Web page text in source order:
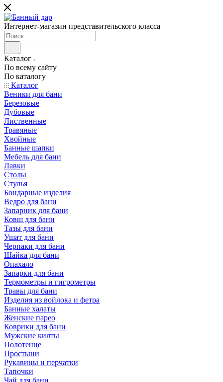
Интернет-магазин представительского класса
Каталог
По всему сайту
По каталогу
Каталог
Веники для бани
Березовые
Дубовые
Лиственные
Травяные
Хвойные
Банные шапки
Мебель для бани
Лавки
Столы
Стулья
Бондарные изделия
Ведро для бани
Запарник для бани
Ковш для бани
Тазы для бани
Ушат для бани
Черпаки для бани
Шайка для бани
Опахало
Запарки для бани
Термометры и гигрометры
Травы для бани
Изделия из войлока и фетра
Банные халаты
Женские парео
Коврики для бани
Мужские килты
Полотенце
Простыни
Рукавицы и перчатки
Тапочки
Чай для бани